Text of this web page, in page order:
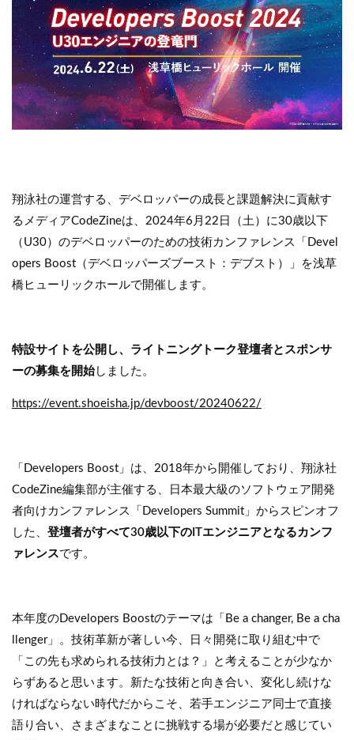
翔泳社の運営する、デベロッパーの成長と課題解決に貢献す
るメディアCodeZineは、2024年6月22日（土）に30歳以下
（U30）のデベロッパーのための技術カンファレンス「Devel
opers Boost（デベロッパーズブースト：デブスト）」を浅草
橋ヒューリックホールで開催します。
特設サイトを公開し、ライトニングトーク登壇者とスポンサ
ーの募集を開始 しました。
https://event.shoeisha.jp/devboost/20240622/
「Developers Boost」は、2018年から開催しており、翔泳社
CodeZine編集部が主催する、日本最大級のソフトウェア開発
者向けカンファレンス「Developers Summit」からスピンオフ
した、 登壇者がすべて30歳以下のITエンジニアとなるカンフ
ァレンスです。
本年度のDevelopers Boostのテーマは「Be a changer, Be a cha
llenger」。技術革新が著しい今、日々開発に取り組む中で
「この先も求められる技術力とは？」と考えることが少なか
らずあると思います。新たな技術と向き合い、変化し続けな
ければならない時代だからこそ、若手エンジニア同士で直接
語り合い、さまざまなことに挑戦する場が必要だと感じてい